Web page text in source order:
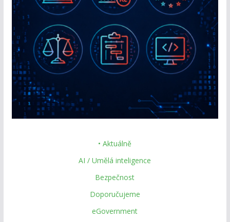
• Aktuálně
AI / Umělá inteligence
Bezpečnost
Doporučujeme
eGovernment